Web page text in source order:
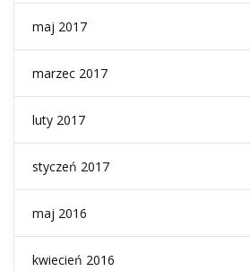
maj 2017
marzec 2017
luty 2017
styczeń 2017
maj 2016
kwiecień 2016